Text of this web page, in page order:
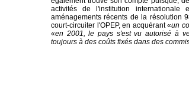
activités de l'institution
aménagements récents de la résolution
court-circuiter l'OPEP, en acquérant «un
«en 2001, le pays s'est vu autorisé à
toujours à des coûts fixés dans des